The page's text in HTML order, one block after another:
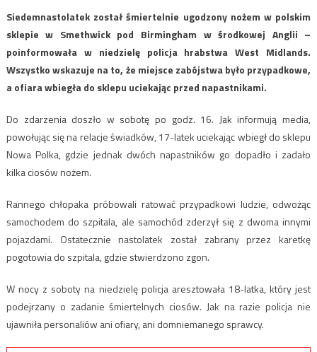
Siedemnastolatek został śmiertelnie ugodzony nożem w polskim
sklepie w Smethwick pod Birmingham w środkowej Anglii –
poinformowała w niedzielę policja hrabstwa West Midlands.
Wszystko wskazuje na to, że miejsce zabójstwa było przypadkowe,
a ofiara wbiegła do sklepu uciekając przed napastnikami.
Do zdarzenia doszło w sobotę po godz. 16. Jak informują media,
powołując się na relacje świadków, 17-latek uciekając wbiegł do sklepu
Nowa Polka, gdzie jednak dwóch napastników go dopadło i zadało
kilka ciosów nożem.
Rannego chłopaka próbowali ratować przypadkowi ludzie, odwożąc
samochodem do szpitala, ale samochód zderzył się z dwoma innymi
pojazdami. Ostatecznie nastolatek został zabrany przez karetkę
pogotowia do szpitala, gdzie stwierdzono zgon.
W nocy z soboty na niedzielę policja aresztowała 18-latka, który jest
podejrzany o zadanie śmiertelnych ciosów. Jak na razie policja nie
ujawniła personaliów ani ofiary, ani domniemanego sprawcy.